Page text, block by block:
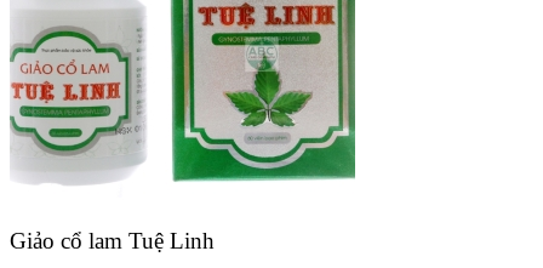
Giảo cổ lam Tuệ Linh